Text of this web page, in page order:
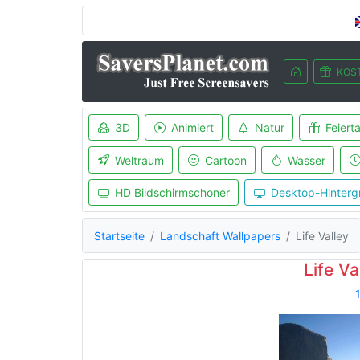
3D Animiert Natur
Weltraum Cartoon Wasser
HD Bildschirmschoner Desktop-
Startseite Landschaft Wallpapers Life Valley
Life